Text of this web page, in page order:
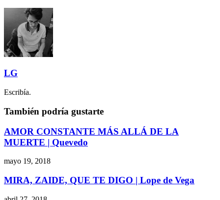
LG
Escribía.
También podría gustarte
AMOR CONSTANTE MÁS ALLÁ DE LA
MUERTE | Quevedo
mayo 19, 2018
MIRA, ZAIDE, QUE TE DIGO | Lope de Vega